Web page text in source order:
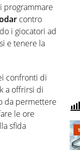
programmare
contro
i giocatori ad
e tenere la
confronti di
a offrirsi di
da permettere
le ore
sfida